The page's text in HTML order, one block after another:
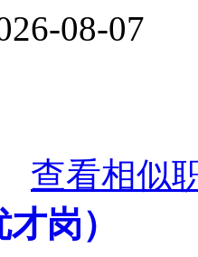
08-07
查看相似
岗）